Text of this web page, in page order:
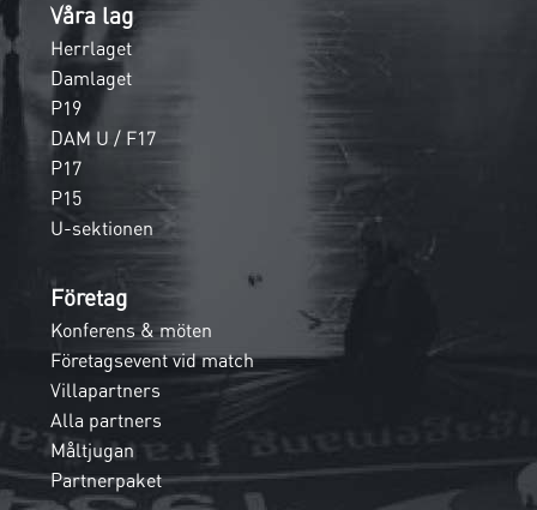
Våra lag
Herrlaget
Damlaget
P19
DAM U / F17
P17
P15
U-sektionen
Företag
Konferens & möten
Företagsevent vid match
Villapartners
Alla partners
Måltjugan
Partnerpaket